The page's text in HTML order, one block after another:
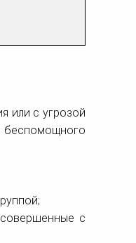
или с угрозой
беспомощного
с